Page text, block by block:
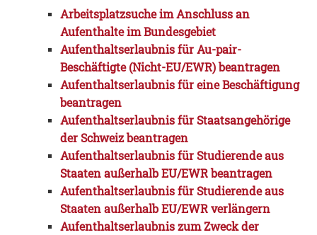
Arbeitsplatzsuche im Anschluss an
Aufenthalte im Bundesgebiet
Aufenthaltserlaubnis für Au-pair-
Beschäftigte (Nicht-EU/EWR) beantragen
Aufenthaltserlaubnis für eine Beschäftigung
beantragen
Aufenthaltserlaubnis für Staatsangehörige
der Schweiz beantragen
Aufenthaltserlaubnis für Studierende aus
Staaten außerhalb EU/EWR beantragen
Aufenthaltserlaubnis für Studierende aus
Staaten außerhalb EU/EWR verlängern
Aufenthaltserlaubnis zum Zweck der